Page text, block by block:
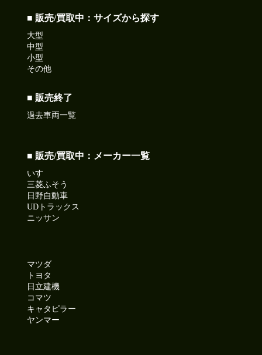
■ 販売/買取中：サイズから探す
大型
中型
小型
その他
■ 販売終了
過去車両一覧
■ 販売/買取中：メーカー一覧
いすゞ
三菱ふそう
日野自動車
UDトラックス
ニッサン
マツダ
トヨタ
日立建機
コマツ
キャタピラー
ヤンマー